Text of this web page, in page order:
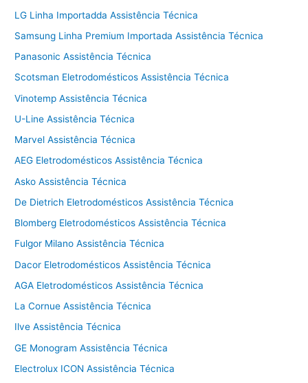
LG Linha Importadda Assistência Técnica
Samsung Linha Premium Importada Assistência Técnica
Panasonic Assistência Técnica
Scotsman Eletrodomésticos Assistência Técnica
Vinotemp Assistência Técnica
U-Line Assistência Técnica
Marvel Assistência Técnica
AEG Eletrodomésticos Assistência Técnica
Asko Assistência Técnica
De Dietrich Eletrodomésticos Assistência Técnica
Blomberg Eletrodomésticos Assistência Técnica
Fulgor Milano Assistência Técnica
Dacor Eletrodomésticos Assistência Técnica
AGA Eletrodomésticos Assistência Técnica
La Cornue Assistência Técnica
Ilve Assistência Técnica
GE Monogram Assistência Técnica
Electrolux ICON Assistência Técnica